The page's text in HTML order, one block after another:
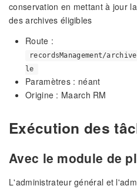
conservation en mettant à jour
des archives éligibles
Route :
recordsManagement/
le
Paramètres : néant
Origine : Maarch RM
Exécution des
Avec le module de
L'administrateur général et